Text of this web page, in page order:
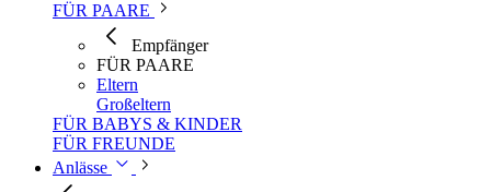
FÜR PAARE
Empfänger
FÜR PAARE
Eltern
Großeltern
FÜR BABYS & KINDER
FÜR FREUNDE
Anlässe